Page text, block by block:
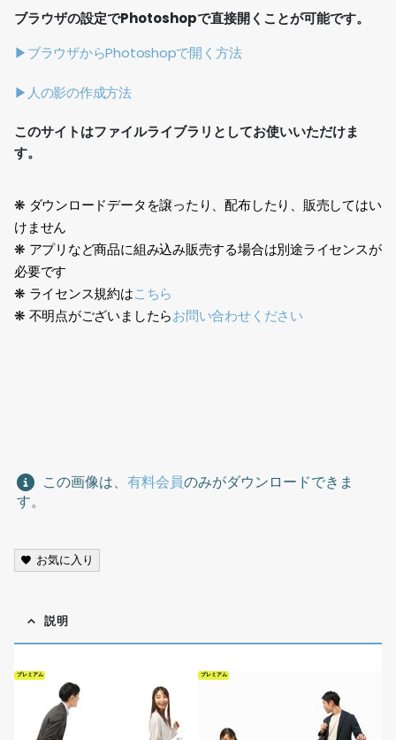
ブラウザの設定でPhotoshopで直接開くことが可能です。
▶ブラウザからPhotoshopで開く方法
▶人の影の作成方法
このサイトはファイルライブラリとしてお使いいただけま
す。
❋ ダウンロードデータを譲ったり、配布したり、販売してはい
けません
❋ アプリなど商品に組み込み販売する場合は別途ライセンスが
必要です
❋ ライセンス規約はこちら
❋ 不明点がございましたらお問い合わせください
この画像は、 有料会員のみがダウンロードできま
す。
お気に入り
説明
プレミアム プレミアム